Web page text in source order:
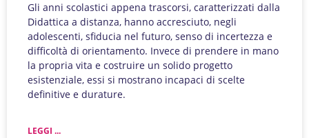
Gli anni scolastici appena trascorsi, caratterizzati dalla
Didattica a distanza, hanno accresciuto, negli
adolescenti, sfiducia nel futuro, senso di incertezza e
difficoltà di orientamento. Invece di prendere in mano
la propria vita e costruire un solido progetto
esistenziale, essi si mostrano incapaci di scelte
definitive e durature.
LEGGI ...